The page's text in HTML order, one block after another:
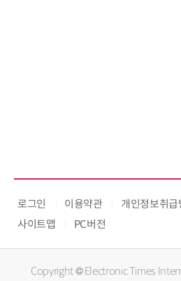
로그인 이용약관 개인정보취급
사이트맵
PC버전
Copyright © Electronic Times